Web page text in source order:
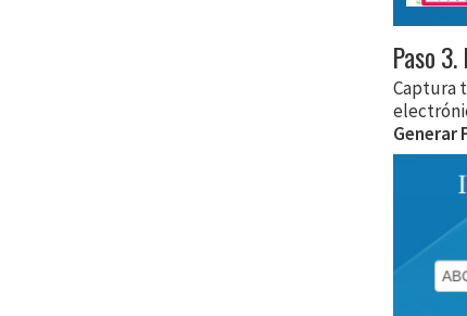
Paso
Captura
Generar